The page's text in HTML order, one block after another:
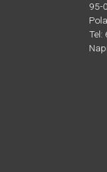
95-
Tel: